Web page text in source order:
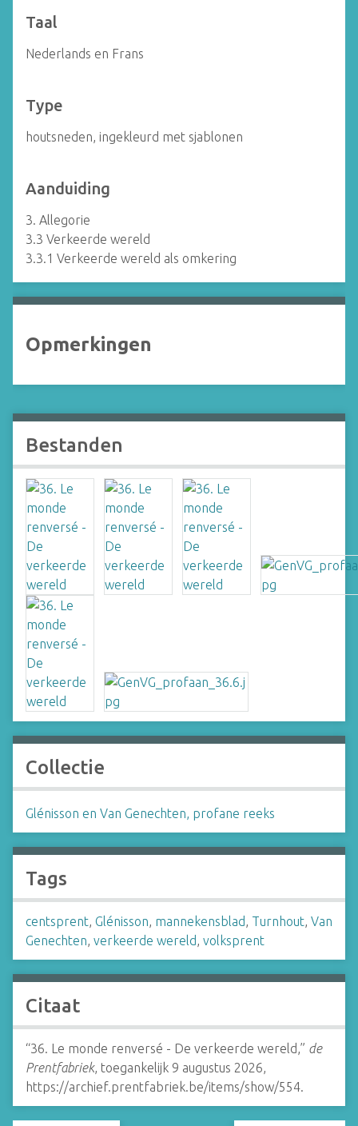
Taal
Nederlands en Frans
Type
houtsneden, ingekleurd met sjablonen
Aanduiding
3. Allegorie
3.3 Verkeerde wereld
3.3.1 Verkeerde wereld als omkering
Opmerkingen
Bestanden
Collectie
Glénisson en Van Genechten, profane reeks
Tags
centsprent, Glénisson, mannekensblad, Turnhout, Van
Genechten, verkeerde wereld, volksprent
Citaat
“36. Le monde renversé - De verkeerde wereld,” de
Prentfabriek, toegankelijk 9 augustus 2026,
https://archief.prentfabriek.be/items/show/554.